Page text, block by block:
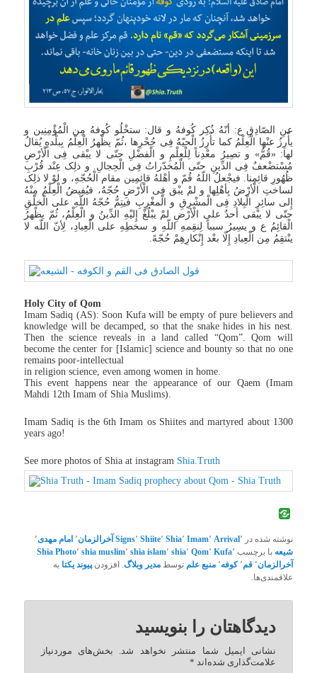
عنِ الصّادِقِ ع: أنّهُ ذُکِر کُوفهُ و قال: ستخْلُو کُوفهُ مِن الْمُؤْمِنِین و
یأْرِزُ عنْها الْعِلْمُ کما تأْرِزُ الْحیّهُ فِی جُحْرِها ،ثُمّ یظْهرُ الْعِلْمُ بِبلْدهٍ یُقالُ
لها: «قُمُّ» و تصِیرُ معْدِناً لِلْعِلْمِ و الْفضْلِ حتّى لا یبْقى فِی الْأرْضِ
مُسْتضْعفٌ فِی الدِّینِ حتّى الْمُخدّراتُ فِی الْحِجالِ. و ذلِک عِنْد قُرْبِ
ظُهُورِ قائِمِنا. فیجْعلُ اللّهُ قُمّ و أهْلهُ قائِمِین مقام الْحُجّهِ، و لوْ لا ذلِک
لساختِ الْأرْضُ بِأهْلِها و لمْ یبْق فِی الْأرْضِ حُجّهٌ، فیُفِیضُ الْعِلْمُ مِنْهُ
إِلى سائِرِ الْبِلادِ فِی الْمشْرِقِ و الْمغْرِبِ فیتِمُّ حُجّهُ اللّهِ على الْخلْقِ
حتّى لا یبْقى أحدٌ على الْأرْضِ لمْ یبْلُغْ إِلیْهِ الدِّینُ و الْعِلْمُ، ثُمّ یظْهرُ
الْقائِمُ ع و یسِیرُ سبباً لِنقِمهِ اللّهِ و سخطِهِ على الْعِبادِ، لِأنّ اللّه لا
ینْتقِمُ مِن الْعِبادِ إِلّا بعْد إِنْکارِهِمْ حُجّهً.
Holy City of Qom
Imam Sadiq (AS): Soon Kufa will be empty of pure believers and
knowledge will be decamped, so that the snake hides in his nest.
Then the science reveals in a land called “Qom”. Qom will
become the center for [Islamic] science and bounty so that no one
remains poor-intellectual
in religion science, even among women in home.
This event happens near the appearance of our Qaem (Imam
Mahdi 12th Imam of Shia Muslims).
Imam Sadiq is the 6th Imam os Shiites and martyred about 1300
years ago!
See more photos of Shia at instagram Shia.Truth
نوشته شده در Arrival٬ Imam٬ Shia٬ Shiite٬ Signs٬ آخرالزمان٬ امام مهدی٬
شیعه با برچسب Kufa٬ Qom٬ shia٬ shia islam٬ shia muslim٬ Shia Photo٬
آخرالزمان٬ قم٬ کوفه٬ منبع علم توسطمدیر وبلاگ. افزودنپیوند یکتا به
علاقمندی‌ها.
دیدگاهتان را بنویسید
نشانی ایمیل شما منتشر نخواهد شد.
بخش‌های موردنیاز
علامت‌گذاری شده‌اند *